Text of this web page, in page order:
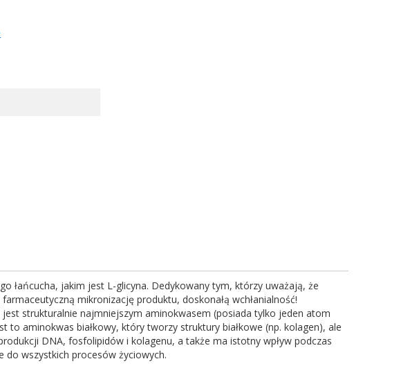
łańcucha, jakim jest L-glicyna. Dedykowany tym, którzy uważają, że
mikronizację produktu, doskonałą wchłanialność!
strukturalnie najmniejszym aminokwasem (posiada tylko jeden atom
aminokwas białkowy, który tworzy struktury białkowe (np. kolagen), ale
DNA, fosfolipidów i kolagenu, a także ma istotny wpływ podczas
do wszystkich procesów życiowych.